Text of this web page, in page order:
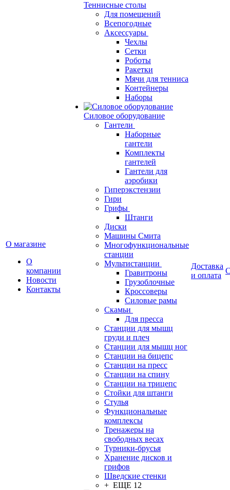
О магазине
О
компании
Новости
Контакты
Теннисные столы
Для помещений
Всепогодные
Аксессуары
Чехлы
Сетки
Роботы
Ракетки
Мячи для тенниса
Контейнеры
Наборы
Силовое оборудование
Гантели
Наборные
гантели
Комплекты
гантелей
Гантели для
аэробики
Гиперэкстензии
Гири
Грифы
Штанги
Диски
Машины Смита
Многофункциональные
станции
Мультистанции
Гравитроны
Грузоблочные
Кроссоверы
Силовые рамы
Скамьи
Для пресса
Станции для мышц
груди и плеч
Станции для мышц ног
Станции на бицепс
Станции на пресс
Станции на спину
Станции на трицепс
Стойки для штанги
Стулья
Функциональные
комплексы
Тренажеры на
свободных весах
Турники-брусья
Хранение дисков и
грифов
Шведские стенки
+ ЕЩЕ 12
Доставка
и оплата